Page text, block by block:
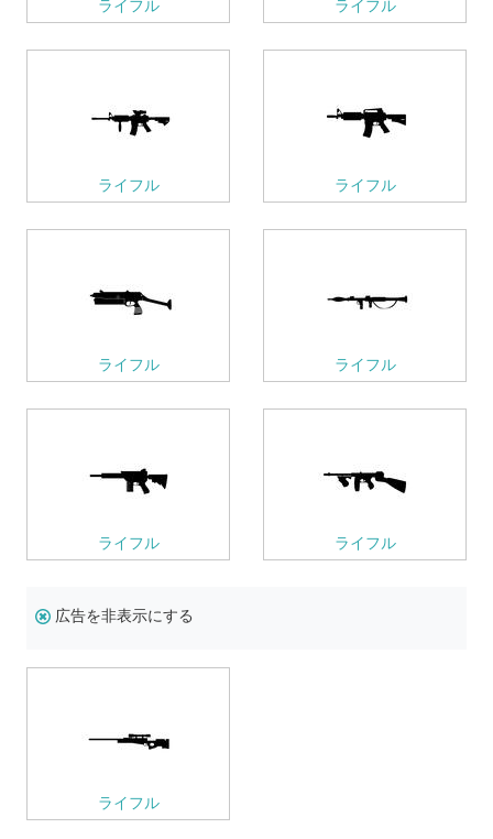
ライフル ライフル
ライフル ライフル
ライフル ライフル
ライフル ライフル
広告を非表示にする
ライフル